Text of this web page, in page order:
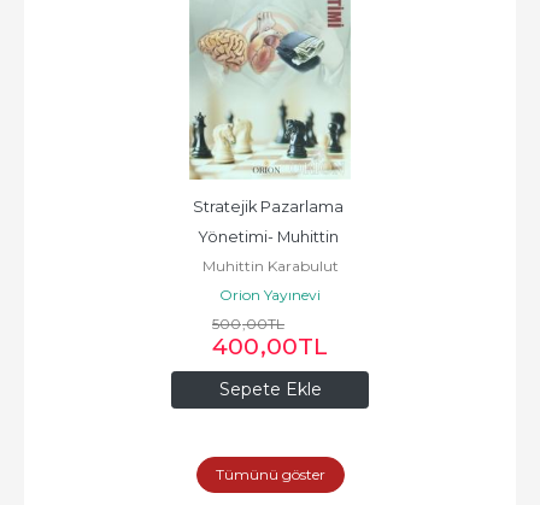
Sepete Ekle
Stratejik Pazarlama
Yönetimi- Muhittin
Karabulut
Muhittin Karabulut
Orion Yayınevi
500,00TL
400,00TL
Tümünü göster